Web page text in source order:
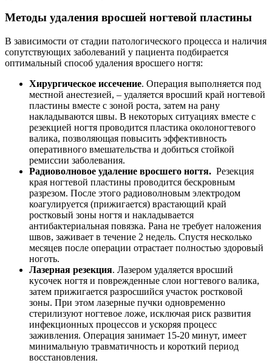
Методы удаления вросшей ногтевой пластины
В зависимости от стадии патологического процесса и наличия
сопутствующих заболеваний у пациента подбирается
оптимальный способ удаления вросшего ногтя:
Хирургическое иссечение. Операция выполняется под
местной анестезией, – удаляется вросший край ногтевой
пластины вместе с зоной роста, затем на рану
накладываются швы. В некоторых ситуациях вместе с
резекцией ногтя проводится пластика околоногтевого
валика, позволяющая повысить эффективность
оперативного вмешательства и добиться стойкой
ремиссии заболевания.
Радиоволновое удаление вросшего ногтя. Резекция
края ногтевой пластины проводится бескровным
разрезом. После этого радиоволновым электродом
коагулируется (прижигается) врастающий край
ростковый зоны ногтя и накладывается
антибактериальная повязка. Рана не требует наложения
швов, заживает в течение 2 недель. Спустя несколько
месяцев после операции отрастает полностью здоровый
ноготь.
Лазерная резекция. Лазером удаляется вросший
кусочек ногтя и поврежденные слои ногтевого валика,
затем прижигается разросшийся участок ростковой
зоны. При этом лазерные пучки одновременно
стерилизуют ногтевое ложе, исключая риск развития
инфекционных процессов и ускоряя процесс
заживления. Операция занимает 15-20 минут, имеет
минимальную травматичность и короткий период
восстановления.